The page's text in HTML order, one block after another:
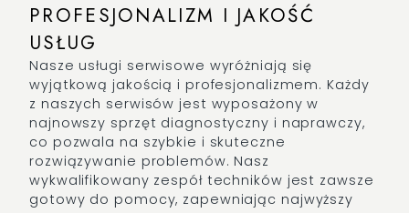
PROFESJONALIZM I JAKOŚĆ
USŁUG
Nasze usługi serwisowe wyróżniają się
wyjątkową jakością i profesjonalizmem. Każdy
z naszych serwisów jest wyposażony w
najnowszy sprzęt diagnostyczny i naprawczy,
co pozwala na szybkie i skuteczne
rozwiązywanie problemów. Nasz
wykwalifikowany zespół techników jest zawsze
gotowy do pomocy, zapewniając najwyższy